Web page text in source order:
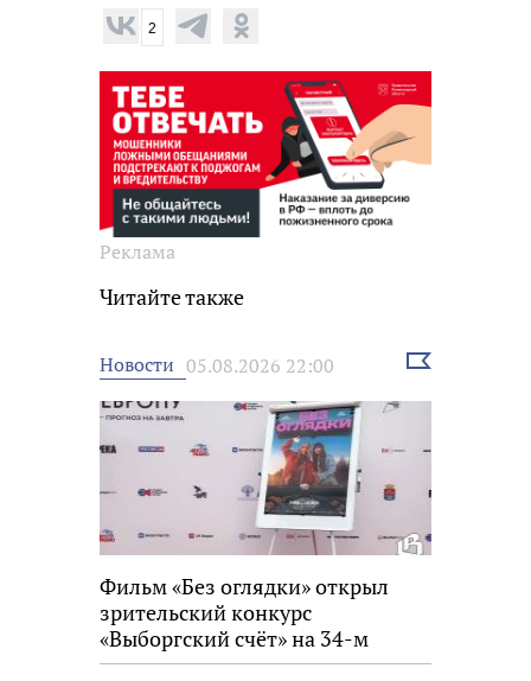
2
Реклама
Читайте также
Новости 05.08.2026 22:00
Выбрать
Фильм «Без оглядки» открыл
зрительский конкурс
«Выборгский счёт» на 34-м
фестивале «Окно в Европу»